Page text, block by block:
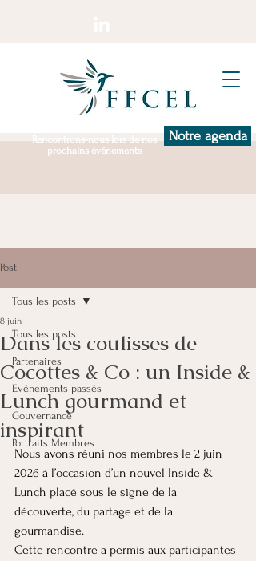
Rencontrons-nous lors de nos
prochains événements
Notre agenda
Post
Tous les posts
Partenaires
Evénements passés
Gouvernance
Portraits Membres
Tous les posts
Dans les coulisses de
Cocottes & Co : un Inside &
Lunch gourmand et
inspirant
8 juin
Nous avons réuni nos membres le 2 juin
2026 à l’occasion d’un nouvel Inside &
Lunch placé sous le signe de la
découverte, du partage et de la
gourmandise.
Cette rencontre a permis aux participantes